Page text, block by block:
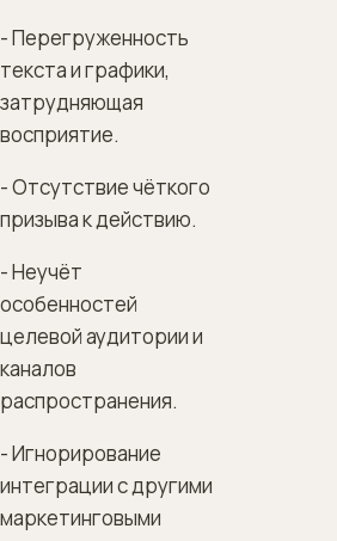
- Перегруженность
текста и графики,
затрудняющая
восприятие.
- Отсутствие чёткого
призыва к действию.
- Неучёт
особенностей
целевой аудитории и
каналов
распространения.
- Игнорирование
интеграции с другими
маркетинговыми